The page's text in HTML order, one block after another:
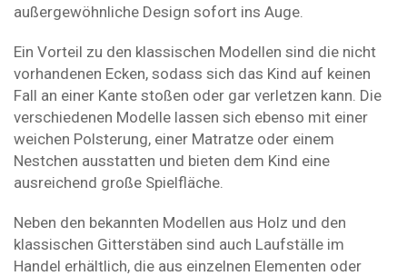
außergewöhnliche Design sofort ins Auge.
Ein Vorteil zu den klassischen Modellen sind die nicht
vorhandenen Ecken, sodass sich das Kind auf keinen
Fall an einer Kante stoßen oder gar verletzen kann. Die
verschiedenen Modelle lassen sich ebenso mit einer
weichen Polsterung, einer Matratze oder einem
Nestchen ausstatten und bieten dem Kind eine
ausreichend große Spielfläche.
Neben den bekannten Modellen aus Holz und den
klassischen Gitterstäben sind auch Laufställe im
Handel erhältlich, die aus einzelnen Elementen oder